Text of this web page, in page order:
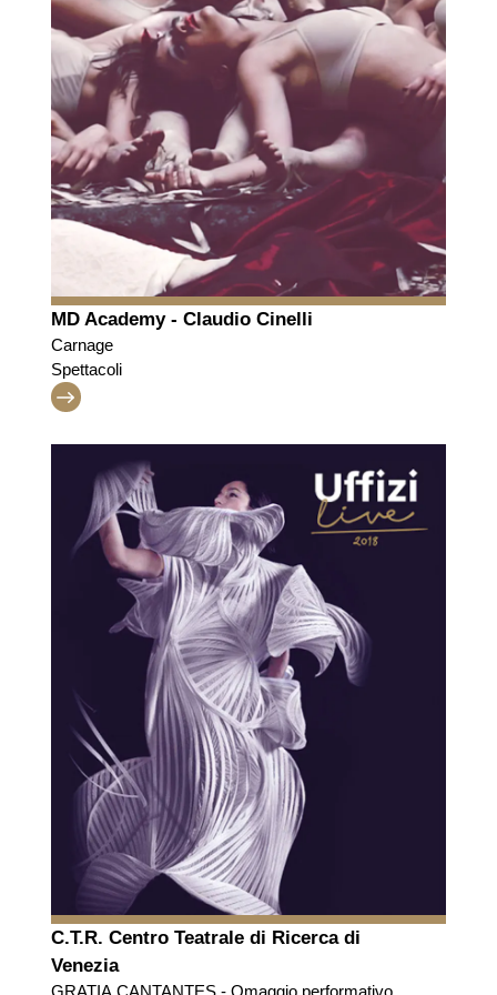
MD Academy - Claudio Cinelli
Carnage
Spettacoli
C.T.R. Centro Teatrale di Ricerca di
Venezia
GRATIA CANTANTES - Omaggio performativo